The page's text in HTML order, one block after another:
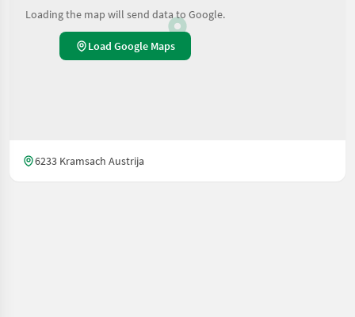
Loading the map will send data to Google.
Load Google Maps
6233 Kramsach Austrija